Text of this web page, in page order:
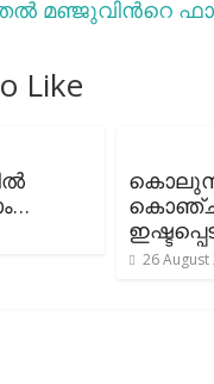
മഞ്ജുവിന്‍റെ ഫാന്‍
Like
26 August